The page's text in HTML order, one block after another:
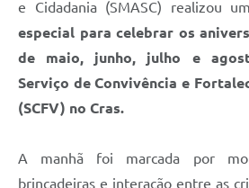
e Cidadania (SMASC) realizou
especial para celebrar os
de maio, junho, julho e
Serviço de Convivência e
(SCFV) no Cras.
A manhã foi marcada por
brincadeiras e interação entre as